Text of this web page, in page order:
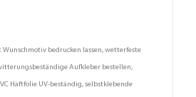
bedrucken lassen, wetterfeste
Aufkleber bestellen,
Haftfolie UV-beständig, selbstklebende